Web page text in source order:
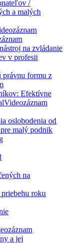
/
a malých
na zvládanie
v profesii
právnu formu z
Efektívne
Videozáznam
oslobodenia od
malý podnik
na
roku
a jej